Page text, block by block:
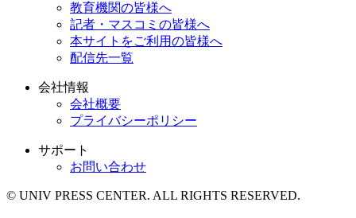
教育機関の皆様へ
記者・マスコミの皆様へ
本サイトをご利用の皆様へ
配信先一覧
会社情報
会社概要
プライバシーポリシー
サポート
お問い合わせ
© UNIV PRESS CENTER. ALL RIGHTS RESERVED.